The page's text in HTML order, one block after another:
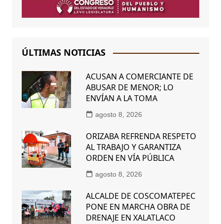
ÚLTIMAS NOTICIAS
ACUSAN A COMERCIANTE DE
ABUSAR DE MENOR; LO
ENVÍAN A LA TOMA
agosto 8, 2026
ORIZABA REFRENDA RESPETO
AL TRABAJO Y GARANTIZA
ORDEN EN VÍA PÚBLICA
agosto 8, 2026
ALCALDE DE COSCOMATEPEC
PONE EN MARCHA OBRA DE
DRENAJE EN XALATLACO